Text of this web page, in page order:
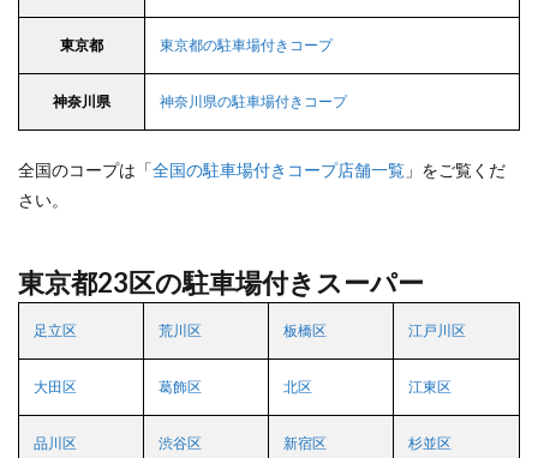
東京都 東京都の駐車場付きコープ
神奈川県 神奈川県の駐車場付きコープ
全国のコープは「全国の駐車場付きコープ店舗一覧 」をご覧くだ
さい。
東京都23区の駐車場付きスーパー
足立区 荒川区 板橋区 江戸川区
大田区 葛飾区 北区 江東区
品川区 渋谷区 新宿区 杉並区